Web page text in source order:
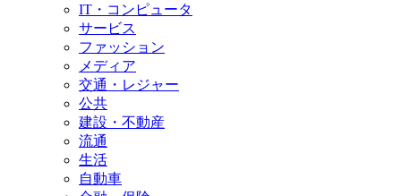
IT・コンピュータ
サービス
ファッション
メディア
交通・レジャー
公共
建設・不動産
流通
生活
自動車